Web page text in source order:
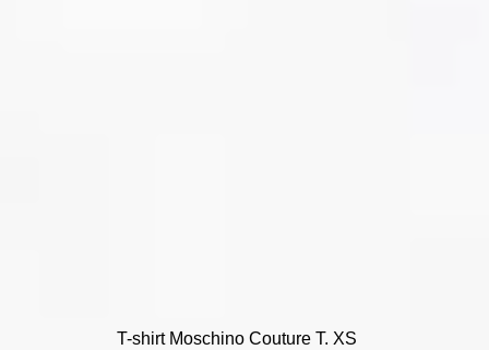
T-shirt Moschino Couture T. XS